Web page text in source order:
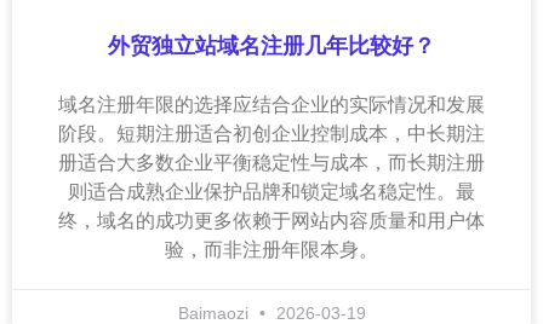
外贸独立站域名注册几年比较好？
域名注册年限的选择应结合企业的实际情况和发展
阶段。短期注册适合初创企业控制成本，中长期注
册适合大多数企业平衡稳定性与成本，而长期注册
则适合成熟企业保护品牌和锁定域名稳定性。最
终，域名的成功更多依赖于网站内容质量和用户体
验，而非注册年限本身。
Baimaozi 2026-03-19